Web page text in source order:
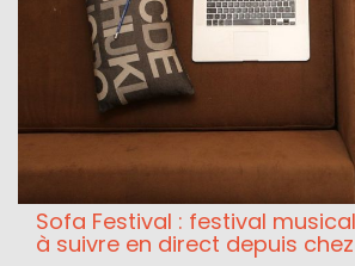
Sofa Festival : festival
à suivre en direct depuis